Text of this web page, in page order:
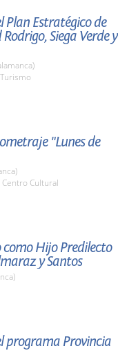
Plan Estratégico de
Siega Verde y
"Lunes de
Centro Cultural
Hijo Predilecto
y Santos
programa Provincia